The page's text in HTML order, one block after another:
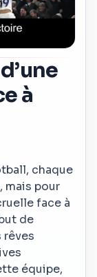
à
chaque
mais pour
face à
de
rêves
équipe,